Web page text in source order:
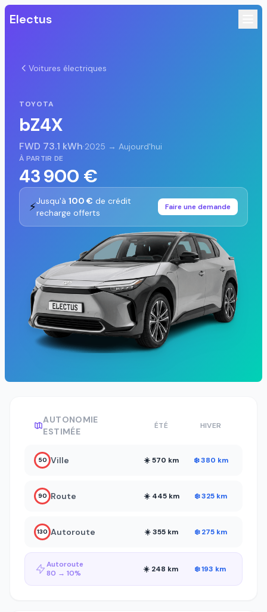
Electus
Voitures électriques
TOYOTA
bZ4X
FWD 73.1 kWh·2025 → Aujourd'hui
À PARTIR DE
43 900 €
⚡Jusqu'à 100 € de crédit
recharge offerts
Faire une demande
AUTONOMIE
ESTIMÉE
ÉTÉ HIVER
50 Ville ☀️ 570 km ❄️ 380 km
90 Route ☀️ 445 km ❄️ 325 km
130 Autoroute ☀️ 355 km ❄️ 275 km
Autoroute
80 → 10%
☀️ 248 km ❄️ 193 km